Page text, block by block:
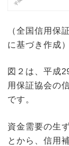
（全国信用保
に基づき作成）
図２は、平成
用保証協会の
です。
資金需要の生
とから、信用